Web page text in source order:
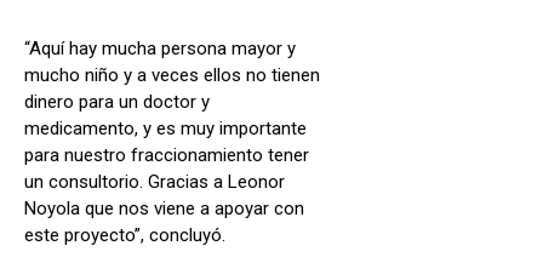
“Aquí hay mucha persona mayor y
mucho niño y a veces ellos no tienen
dinero para un doctor y
medicamento, y es muy importante
para nuestro fraccionamiento tener
un consultorio. Gracias a Leonor
Noyola que nos viene a apoyar con
este proyecto”, concluyó.